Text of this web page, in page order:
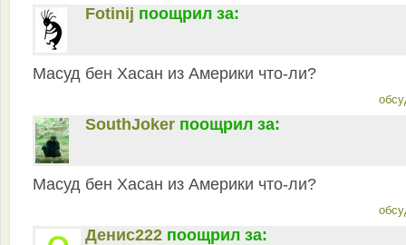
Fotinij поощрил за:
Масуд бен Хасан из Америки что-ли?
SouthJoker поощрил за:
Масуд бен Хасан из Америки что-ли?
Денис222 поощрил за: